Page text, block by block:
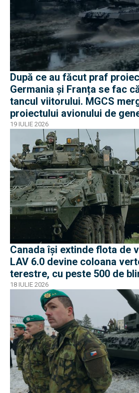
După ce au făcut praf
Germania și Franța se fac
tancul viitorului. MGCS
proiectului avionului de
19 IULIE 2026
Canada își extinde flota de
LAV 6.0 devine coloana
terestre, cu peste 500 de
18 IULIE 2026